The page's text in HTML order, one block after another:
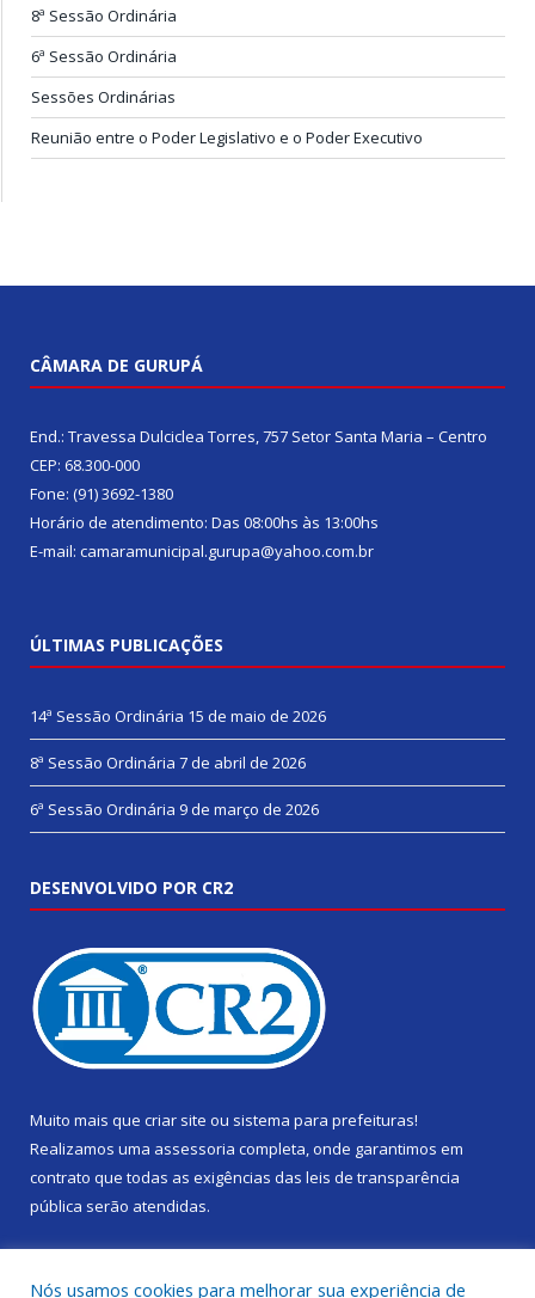
8ª Sessão Ordinária
6ª Sessão Ordinária
Sessões Ordinárias
Reunião entre o Poder Legislativo e o Poder Executivo
CÂMARA DE GURUPÁ
End.: Travessa Dulciclea Torres, 757 Setor Santa Maria – Centro
CEP: 68.300-000
Fone: (91) 3692-1380
Horário de atendimento: Das 08:00hs às 13:00hs
E-mail: camaramunicipal.gurupa@yahoo.com.br
ÚLTIMAS PUBLICAÇÕES
14ª Sessão Ordinária 15 de maio de 2026
8ª Sessão Ordinária 7 de abril de 2026
6ª Sessão Ordinária 9 de março de 2026
DESENVOLVIDO POR CR2
Muito mais que criar site ou sistema para prefeituras!
Realizamos uma assessoria completa, onde garantimos em
contrato que todas as exigências das leis de transparência
pública serão atendidas.
Nós usamos cookies para melhorar sua experiência de